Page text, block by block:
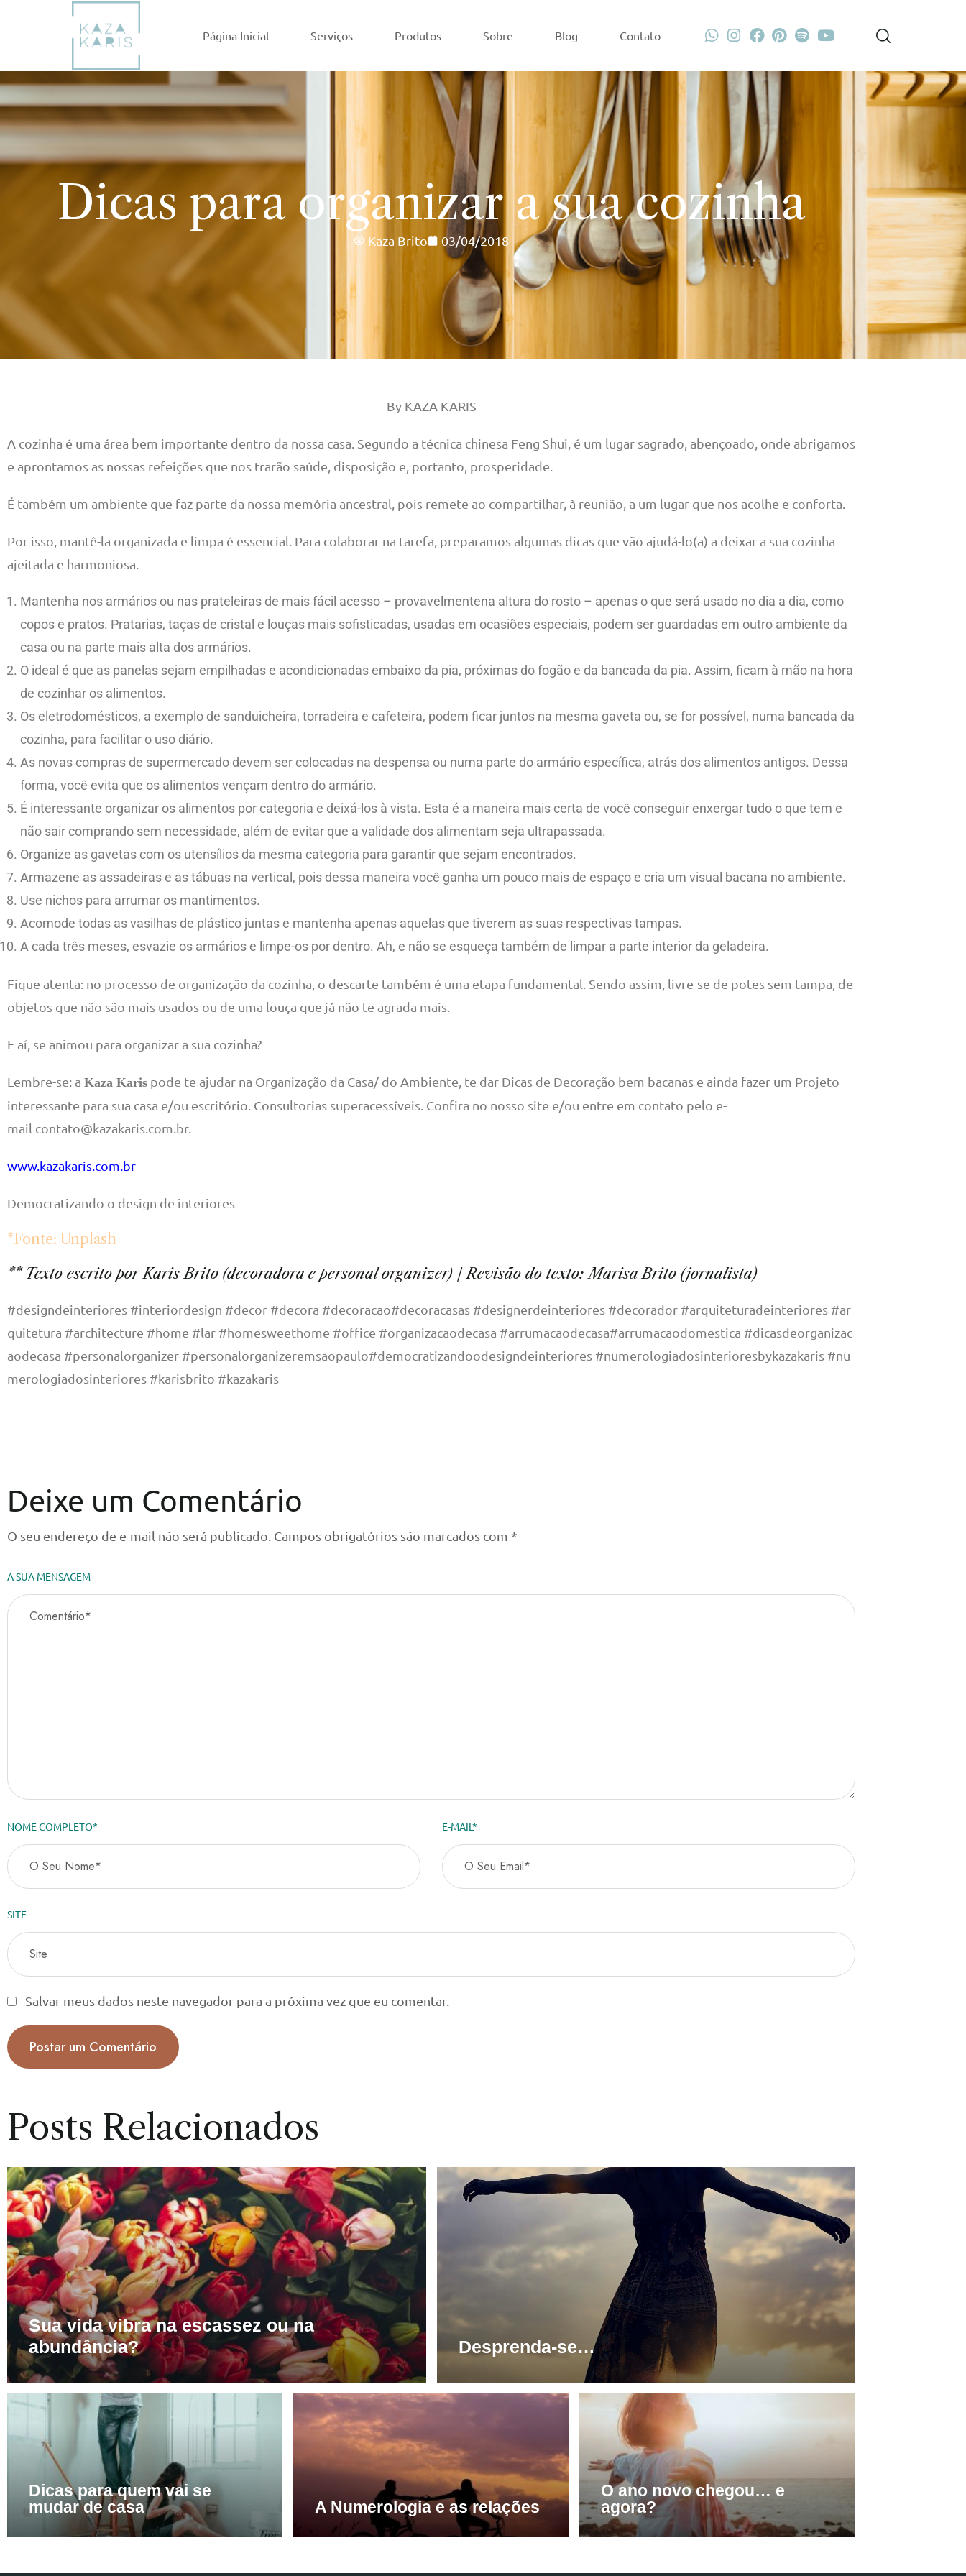
Página Inicial Serviços Produtos Sobre Blog Contato
Dicas para organizar a sua cozinha
Kaza Brito 03/04/2018
By KAZA KARIS
A cozinha é uma área bem importante dentro da nossa casa. Segundo a técnica chinesa Feng Shui, é um lugar sagrado, abençoado, onde abrigamos
e aprontamos as nossas refeições que nos trarão saúde, disposição e, portanto, prosperidade.
É também um ambiente que faz parte da nossa memória ancestral, pois remete ao compartilhar, à reunião, a um lugar que nos acolhe e conforta.
Por isso, mantê-la organizada e limpa é essencial. Para colaborar na tarefa, preparamos algumas dicas que vão ajudá-lo(a) a deixar a sua cozinha
ajeitada e harmoniosa.
Mantenha nos armários ou nas prateleiras de mais fácil acesso – provavelmentena altura do rosto – apenas o que será usado no dia a dia, como
copos e pratos. Pratarias, taças de cristal e louças mais sofisticadas, usadas em ocasiões especiais, podem ser guardadas em outro ambiente da
casa ou na parte mais alta dos armários.
O ideal é que as panelas sejam empilhadas e acondicionadas embaixo da pia, próximas do fogão e da bancada da pia. Assim, ficam à mão na hora
de cozinhar os alimentos.
Os eletrodomésticos, a exemplo de sanduicheira, torradeira e cafeteira, podem ficar juntos na mesma gaveta ou, se for possível, numa bancada da
cozinha, para facilitar o uso diário.
As novas compras de supermercado devem ser colocadas na despensa ou numa parte do armário específica, atrás dos alimentos antigos. Dessa
forma, você evita que os alimentos vençam dentro do armário.
É interessante organizar os alimentos por categoria e deixá-los à vista. Esta é a maneira mais certa de você conseguir enxergar tudo o que tem e
não sair comprando sem necessidade, além de evitar que a validade dos alimentam seja ultrapassada.
Organize as gavetas com os utensílios da mesma categoria para garantir que sejam encontrados.
Armazene as assadeiras e as tábuas na vertical, pois dessa maneira você ganha um pouco mais de espaço e cria um visual bacana no ambiente.
Use nichos para arrumar os mantimentos.
Acomode todas as vasilhas de plástico juntas e mantenha apenas aquelas que tiverem as suas respectivas tampas.
A cada três meses, esvazie os armários e limpe-os por dentro. Ah, e não se esqueça também de limpar a parte interior da geladeira.
Fique atenta: no processo de organização da cozinha, o descarte também é uma etapa fundamental. Sendo assim, livre-se de potes sem tampa, de
objetos que não são mais usados ou de uma louça que já não te agrada mais.
E aí, se animou para organizar a sua cozinha?
Lembre-se: a Kaza Karis pode te ajudar na Organização da Casa/ do Ambiente, te dar Dicas de Decoração bem bacanas e ainda fazer um Projeto
interessante para sua casa e/ou escritório. Consultorias superacessíveis. Confira no nosso site e/ou entre em contato pelo e-
mail contato@kazakaris.com.br.
www.kazakaris.com.br
Democratizando o design de interiores
*Fonte: Unplash
** Texto escrito por Karis Brito (decoradora e personal organizer) / Revisão do texto: Marisa Brito (jornalista)
#designdeinteriores #interiordesign #decor #decora #decoracao#decoracasas #designerdeinteriores #decorador #arquiteturadeinteriores #ar
quitetura #architecture #home #lar #homesweethome #office #organizacaodecasa #arrumacaodecasa#arrumacaodomestica #dicasdeorganizac
aodecasa #personalorganizer #personalorganizeremsaopaulo#democratizandoodesigndeinteriores #numerologiadosinterioresbykazakaris #nu
merologiadosinteriores #karisbrito #kazakaris
Deixe um Comentário
O seu endereço de e-mail não será publicado. Campos obrigatórios são marcados com *
A SUA MENSAGEM
NOME COMPLETO* E-MAIL*
SITE
Salvar meus dados neste navegador para a próxima vez que eu comentar.
Posts Relacionados
Sua vida vibra na escassez ou na
abundância?
Desprenda-se…
Dicas para quem vai se
mudar de casa
A Numerologia e as relações
O ano novo chegou… e
agora?